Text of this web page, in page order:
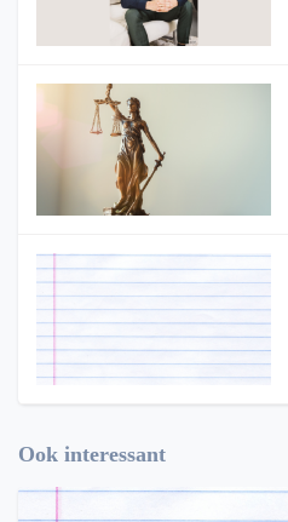
Ook interessant